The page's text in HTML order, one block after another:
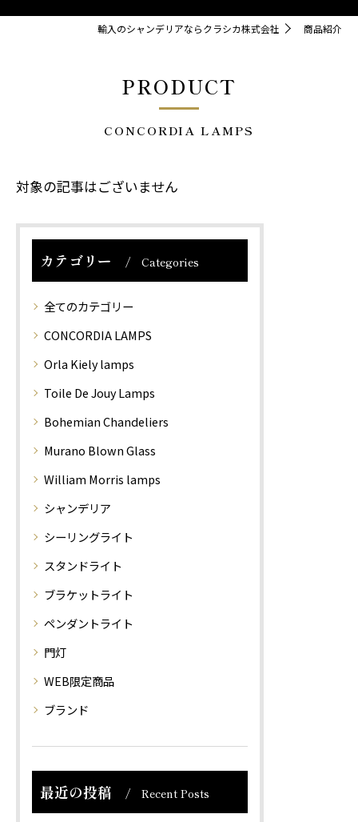
輸入のシャンデリアならクラシカ株式会社 商品紹介
PRODUCT
CONCORDIA LAMPS
対象の記事はございません
カテゴリー Categories
全てのカテゴリー
CONCORDIA LAMPS
Orla Kiely lamps
Toile De Jouy Lamps
Bohemian Chandeliers
Murano Blown Glass
William Morris lamps
シャンデリア
シーリングライト
スタンドライト
ブラケットライト
ペンダントライト
門灯
WEB限定商品
ブランド
最近の投稿 Recent Posts